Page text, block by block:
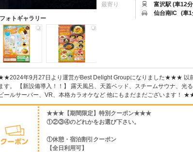
フォトギャラリー
最寄り
富沢駅 (車12
仙台南IC (車1
年9月27日より運営がBest Delight Groupになりました★★★ 以前
す。 【新設備導入！！】 露天風呂、天蓋ベッド、スチームサウナ、光
ールサーバー、VR、本格カラオケなど 他にもまだまだございます
★★★【期間限定】特別クーポン★★★
①②③④のどれかをお選び下さい。
①休憩・宿泊割引クーポン
【全日利用可】